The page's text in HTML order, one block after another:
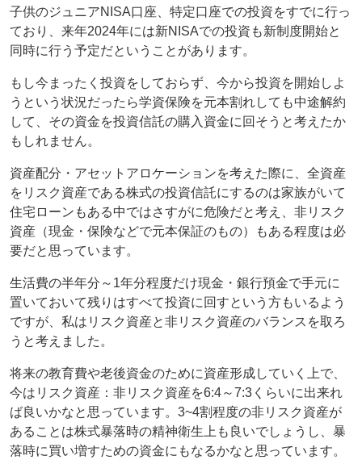
子供のジュニアNISA口座、特定口座での投資をすでに行っ
ており、来年2024年には新NISAでの投資も新制度開始と
同時に行う予定だということがあります。
もし今まったく投資をしておらず、今から投資を開始しよ
うという状況だったら学資保険を元本割れしても中途解約
して、その資金を投資信託の購入資金に回そうと考えたか
もしれません。
資産配分・アセットアロケーションを考えた際に、全資産
をリスク資産である株式の投資信託にするのは家族がいて
住宅ローンもある中ではさすがに危険だと考え、非リスク
資産（現金・保険などで元本保証のもの）もある程度は必
要だと思っています。
生活費の半年分～1年分程度だけ現金・銀行預金で手元に
置いておいて残りはすべて投資に回すという方もいるよう
ですが、私はリスク資産と非リスク資産のバランスを取ろ
うと考えました。
将来の教育費や老後資金のために資産形成していく上で、
今はリスク資産：非リスク資産を6:4～7:3くらいに出来れ
ば良いかなと思っています。3~4割程度の非リスク資産が
あることは株式暴落時の精神衛生上も良いでしょうし、暴
落時に買い増すための資金にもなるかなと思っています。